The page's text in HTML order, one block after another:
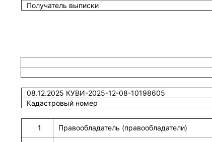
Получатель выписки
08.12.2025 КУВИ-2025-12-08-10198605
Кадастровый номер
1 Правообладатель (правообладатели)